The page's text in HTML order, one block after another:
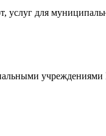
услуг для